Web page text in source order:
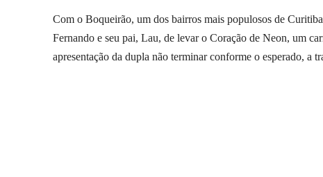
Com o Boqueirão, um dos bairros mais populosos de
Fernando e seu pai, Lau, de levar o Coração de Neon, um
apresentação da dupla não terminar conforme o esperado, a